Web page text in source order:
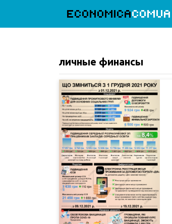
ECONOMICACOMUA
личные финансы